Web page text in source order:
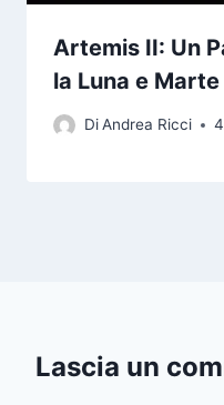
Artemis II: Un
la Luna e Marte
DiAndrea Ricci
Lascia un